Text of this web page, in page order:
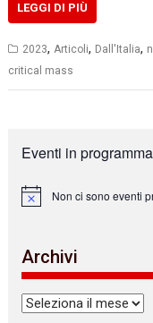
LEGGI DI PIÙ
2023,Articoli, Dall'Italia,
critical mass
Eventi in programma
N
c
e
Non ci sono eventi
Archivi
Archivi